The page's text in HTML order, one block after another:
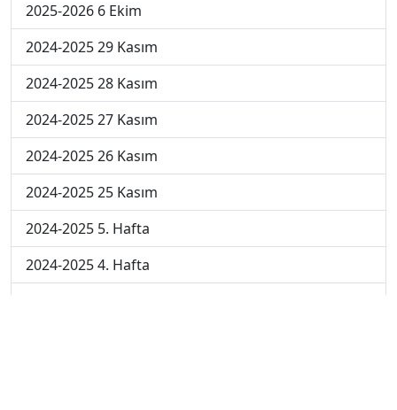
2025-2026 6 Ekim
2024-2025 29 Kasım
2024-2025 28 Kasım
2024-2025 27 Kasım
2024-2025 26 Kasım
2024-2025 25 Kasım
2024-2025 5. Hafta
2024-2025 4. Hafta